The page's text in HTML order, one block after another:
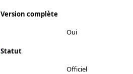
Version complète
Oui
Statut
Officiel